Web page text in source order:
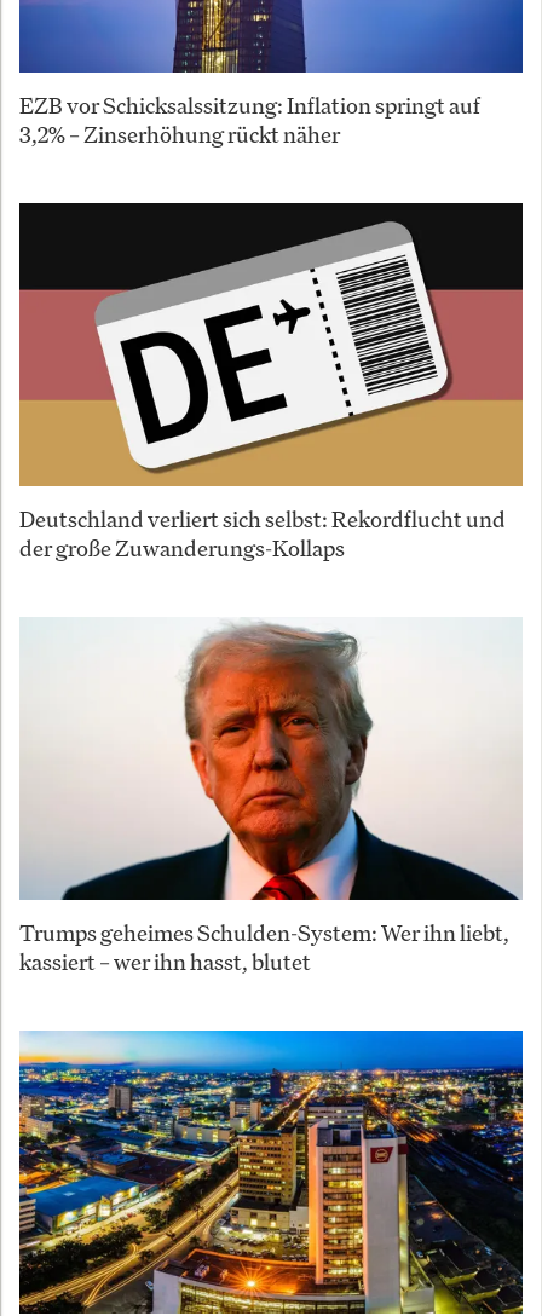
EZB vor Schicksalssitzung: Inflation springt auf
3,2% – Zinserhöhung rückt näher
Deutschland verliert sich selbst: Rekordflucht und
der große Zuwanderungs-Kollaps
Trumps geheimes Schulden-System: Wer ihn liebt,
kassiert – wer ihn hasst, blutet